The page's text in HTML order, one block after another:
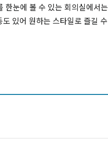
한눈에 볼 수 있는 회의실에서는
있어 원하는 스타일로 즐길 수